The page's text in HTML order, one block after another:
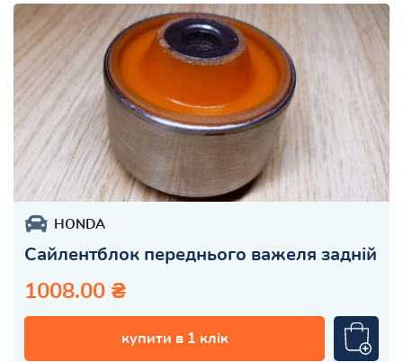
HONDA
Сайлентблок переднього важеля задній
1008.00 ₴
купити в 1 клік